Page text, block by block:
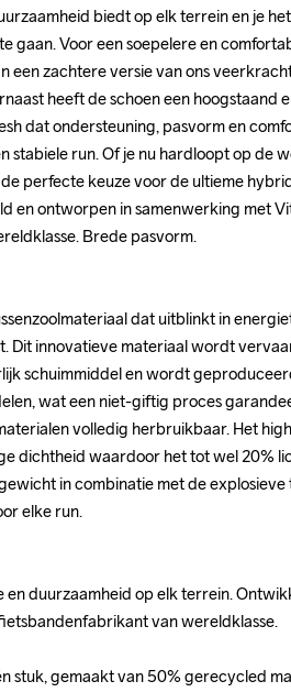
biedt op elk terrein en je
gaan. Voor een soepelere en
een zachtere versie van ons
heeft de schoen een hoogstaand
dat ondersteuning, pasvorm en
stabiele run. Of je nu hardloopt op de
perfecte keuze voor de ultieme
en ontworpen in samenwerking met
Brede pasvorm.
dat uitblinkt in
Dit innovatieve materiaal wordt
schuimmiddel en wordt
wat een niet-giftig proces
volledig herbruikbaar. Het
dichtheid waardoor het tot wel 20%
in combinatie met de
elke run.
duurzaamheid op elk terrein.
van wereldklasse.
stuk, gemaakt van 50% gerecycled
biedt op elk terrein en je
gaan. Voor een soepelere en
een zachtere versie van ons
heeft de schoen een hoogstaand
dat ondersteuning, pasvorm en
stabiele run. Of je nu hardloopt op de
perfecte keuze voor de ultieme
en ontworpen in samenwerking met
Brede pasvorm.
dat uitblinkt in
Dit innovatieve materiaal wordt
schuimmiddel en wordt
wat een niet-giftig proces
volledig herbruikbaar. Het
dichtheid waardoor het tot wel 20%
in combinatie met de
elke run.
duurzaamheid op elk terrein.
van wereldklasse.
stuk, gemaakt van 50% gerecycled